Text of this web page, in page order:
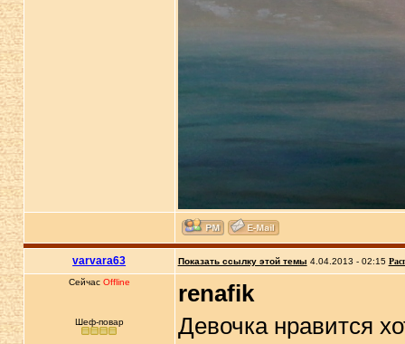
varvara63 Показать ссылку этой темы 4.04.2013 - 02:15
Сейчас Offline
Шеф-повар
renafik
Девочка нравится